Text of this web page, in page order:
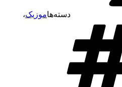
دسته‌هاموزیک،